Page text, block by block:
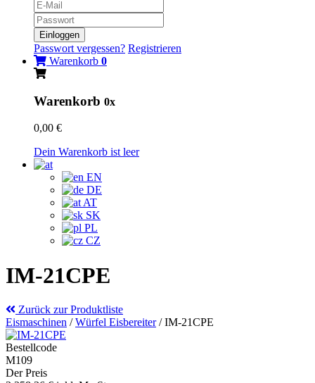
Einloggen
Passwort vergessen? Registrieren
Warenkorb 0
Warenkorb 0x
0,00 €
Dein Warenkorb ist leer
EN
DE
AT
SK
PL
CZ
IM-21CPE
Zurück zur Produktliste
Eismaschinen /Würfel Eisbereiter/IM-21CPE
Bestellcode
M109
Der Preis